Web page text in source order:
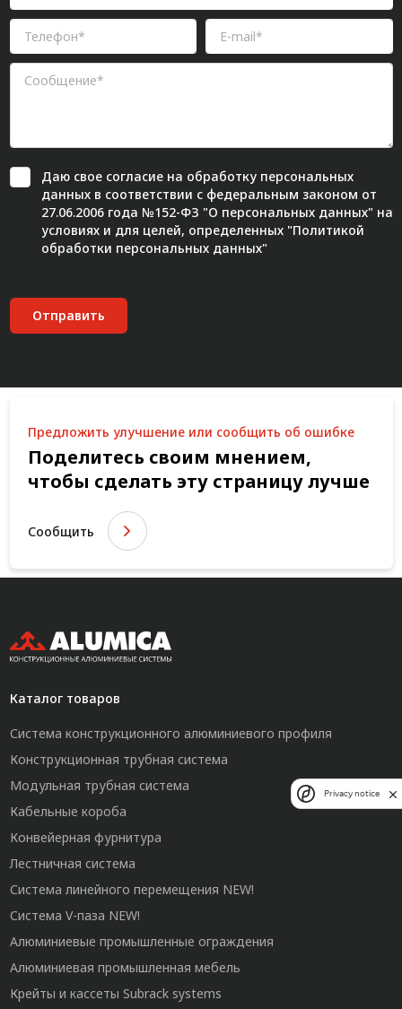
Даю свое согласиена обработку персональных
данных в соответствии с федеральным законом от
27.06.2006 года №152-ФЗ "О персональных данных" на
условиях и для целей, определенных "Политикой
обработки персональных данных"
Отправить
Предложить улучшение или сообщить об ошибке
Поделитесь своим мнением,
чтобы сделать эту страницу лучше
Сообщить
Каталог товаров
Система конструкционного алюминиевого профиля
Конструкционная трубная система
Модульная трубная система
Кабельные короба
Конвейерная фурнитура
Лестничная система
Система линейного перемещения NEW!
Система V-паза NEW!
Алюминиевые промышленные ограждения
Алюминиевая промышленная мебель
Крейты и кассеты Subrack systems
Privacy notice